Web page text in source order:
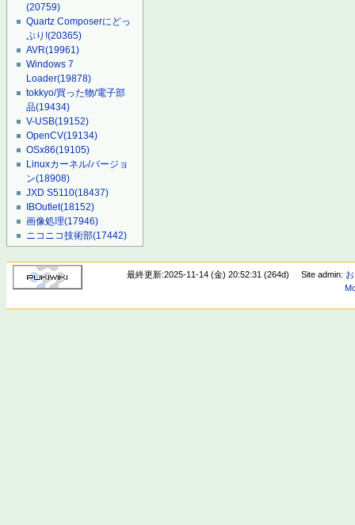
(20759)
Quartz Composerにどっ
ぷり!(20365)
AVR(19961)
Windows 7
Loader(19878)
tokkyo/買った物/電子部
品(19434)
V-USB(19152)
OpenCV(19134)
OSx86(19105)
Linuxカーネル/バージョ
ン(18908)
JXD S5110(18437)
IBOutlet(18152)
画像処理(17946)
ニコニコ技術部(17442)
最終更新:2025-11-14 (金) 20:52:31 (264d) Site admin: